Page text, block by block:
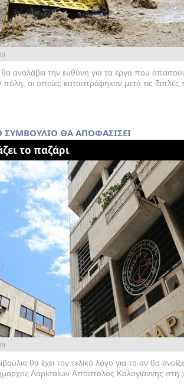
αναλάβει την ευθύνη για τα έργα που
οι οποίες καταστράφηκαν μετά τις
ΣΥΜΒΟΥΛΙΟ ΘΑ ΑΠΟΦΑΣΙΣΕΙ
το παζάρι
θα έχει τον τελικό λόγο για το αν θα
Λαρισαίων Απόστολος Καλογιάννης στη